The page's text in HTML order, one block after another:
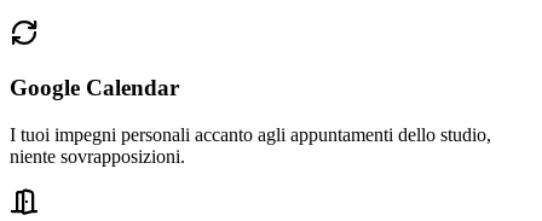
Google Calendar
I tuoi impegni personali accanto agli appuntamenti dello studio,
niente sovrapposizioni.